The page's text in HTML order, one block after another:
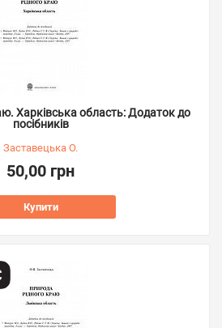
Харківська область: Додаток до
посібників
Заставецька О.
50,00 грн
Купити